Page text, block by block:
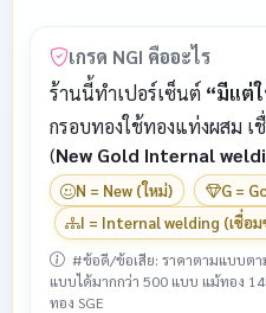
เกรด NGI คืออะไร
ร้านนี้ทำเปอร์เซ็นต์ “มีแต่
กรอบทองใช้ทองแท่งผสม เ
(New Gold Internal
N = New (ใหม่)
G =
I = Internal welding (เชื่อ
#ข้อดี/ข้อเสีย: ราคาตามแบบตา
แบบได้มากกว่า 500 แบบ แม้ทอง
ทอง SGE